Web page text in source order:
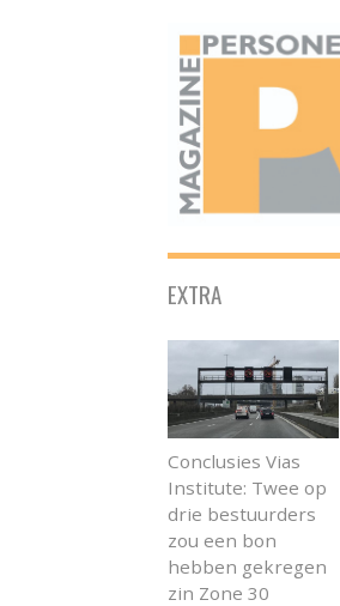
EXTRA
Conclusies Vias
Institute: Twee op
drie bestuurders
zou een bon
hebben gekregen
zin Zone 30